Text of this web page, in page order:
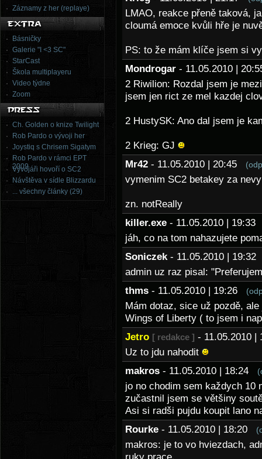
Záznamy z her (replaye)
Básničky
Galerie "I <3 SC"
StarCast
Škola multiplayeru
Video týdne
Zoom
Ch. Golden o knize Twilight
Rob Pardo o vývoji her
Joystiq s Chrisem Sigatym
Rob Pardo v rámci EPT
2009
Vývojáři hovoří o SC2
Návštěva v sídle Blizzardu
... všechny články (29)
LMAO, reakce přeně taková,
cloumá emoce kvůli hře je
PS: to že mám klíče jsem si
Mondrogar - 11.05.2010 |
2 Riwilion: Rozdal jsem je
jsem jen rict ze mel kazdej
2 HustySK: Ano dal jsem je
2 Krieg: GJ
Mr42 - 11.05.2010 | 20:45
vymenim SC2 betakey za
zn. notReally
killer.exe - 11.05.2010 |
jáh, co na tom nahazujete
Soniczek - 11.05.2010 |
admin uz raz pisal:
thms - 11.05.2010 | 19:26
Mám dotaz, sice už pozdě,
Wings of Liberty ( to jsem i
Jetro [ redakce ] - 11.05.2010
Uz to jdu nahodit
makros - 11.05.2010 | 18:24
jo no chodim sem každych 10
zučastnil jsem se většiny
Asi si radši pujdu koupit lano
Rourke - 11.05.2010 | 18:20
makros: je to vo hviezdach,